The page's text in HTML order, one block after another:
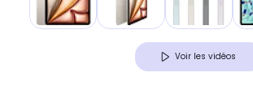
Voir les vidéos